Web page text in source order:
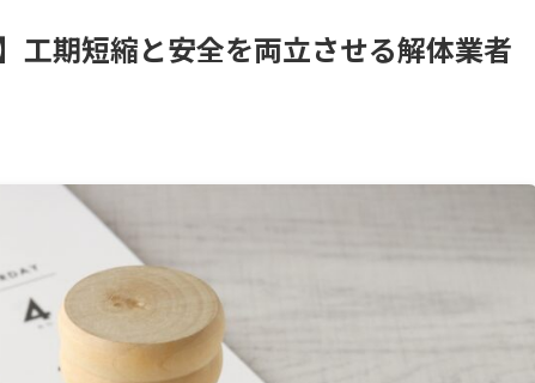
工期短縮と安全を両立させる解体業者